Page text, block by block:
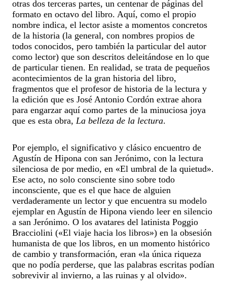
otras dos terceras partes, un centenar de páginas del
formato en octavo del libro. Aquí, como el propio
nombre indica, el lector asiste a momentos concretos
de la historia (la general, con nombres propios de
todos conocidos, pero también la particular del autor
como lector) que son descritos deleitándose en lo que
de particular tienen. En realidad, se trata de pequeños
acontecimientos de la gran historia del libro,
fragmentos que el profesor de historia de la lectura y
la edición que es José Antonio Cordón extrae ahora
para engarzar aquí como partes de la minuciosa joya
que es esta obra, La belleza de la lectura.
Por ejemplo, el significativo y clásico encuentro de
Agustín de Hipona con san Jerónimo, con la lectura
silenciosa de por medio, en «El umbral de la quietud».
Ese acto, no solo consciente sino sobre todo
inconsciente, que es el que hace de alguien
verdaderamente un lector y que encuentra su modelo
ejemplar en Agustín de Hipona viendo leer en silencio
a san Jerónimo. O los avatares del latinista Poggio
Bracciolini («El viaje hacia los libros») en la obsesión
humanista de que los libros, en un momento histórico
de cambio y transformación, eran «la única riqueza
que no podía perderse, que las palabras escritas podían
sobrevivir al invierno, a las ruinas y al olvido».